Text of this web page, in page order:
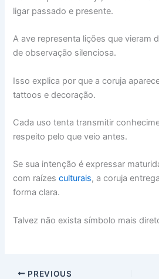
ligar passado e presente.
A ave representa lições que vieram
de observação silenciosa.
Isso explica por que a coruja
tattoos e decoração.
Cada uso tenta transmitir
respeito pelo que veio antes.
Se sua intenção é expressar
com raízesculturais, a coruja
forma clara.
Talvez não exista símbolo mais
PREVIOUS